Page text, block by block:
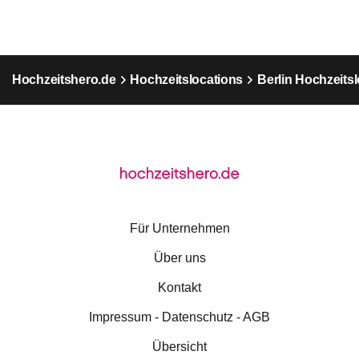
Hochzeitshero.de Hochzeitslocations Berlin
Für Unternehmen
Über uns
Kontakt
Impressum - Datenschutz - AGB
Übersicht